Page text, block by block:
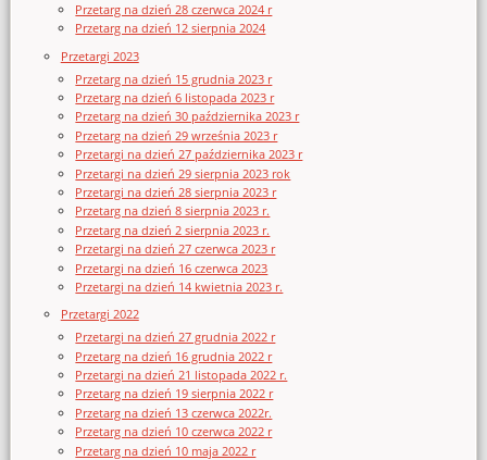
Przetarg na dzień 28 czerwca 2024 r
Przetarg na dzień 12 sierpnia 2024
Przetargi 2023
Przetarg na dzień 15 grudnia 2023 r
Przetarg na dzień 6 listopada 2023 r
Przetarg na dzień 30 października 2023 r
Przetarg na dzień 29 września 2023 r
Przetargi na dzień 27 października 2023 r
Przetargi na dzień 29 sierpnia 2023 rok
Przetargi na dzień 28 sierpnia 2023 r
Przetarg na dzień 8 sierpnia 2023 r.
Przetarg na dzień 2 sierpnia 2023 r.
Przetargi na dzień 27 czerwca 2023 r
Przetargi na dzień 16 czerwca 2023
Przetargi na dzień 14 kwietnia 2023 r.
Przetargi 2022
Przetargi na dzień 27 grudnia 2022 r
Przetarg na dzień 16 grudnia 2022 r
Przetargi na dzień 21 listopada 2022 r.
Przetarg na dzień 19 sierpnia 2022 r
Przetarg na dzień 13 czerwca 2022r.
Przetarg na dzień 10 czerwca 2022 r
Przetarg na dzień 10 maja 2022 r